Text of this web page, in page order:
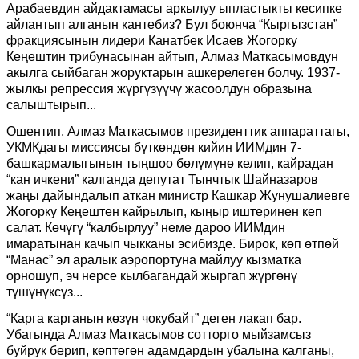
Арабаевдин айдактамасы аркылуу ыпластыкты кесипке
айлантып алганын кантебиз? Бул боюнча “Кыргызстан”
фракциясынын лидери Канатбек Исаев Жогорку
Кеңештин трибунасынан айтып, Алмаз Маткасымовдун
акылга сыйбаган жоруктарын ашкерелеген болчу. 1937-
жылкы репрессия жүргүзүүчү жасоолдун образына
салыштырып...
Ошентип, Алмаз Маткасымов президенттик аппараттагы,
УКМКдагы миссиясы бүткөндөн кийин ИИМдин 7-
башкармалыгынын тыңшоо бөлүмүнө келип, кайрадан
“кан ичкени” калганда депутат Тынчтык Шайназаров
жаңы дайындалып аткан министр Кашкар Жунушалиевге
Жогорку Кеңештен кайрылып, кыңыр иштеринен кеп
салат. Көчүгү “калбырлуу” неме дароо ИИМдин
имаратынан качып чыкканы эсибизде. Бирок, көп өтпөй
“Манас” эл аралык аэропортуна майлуу кызматка
орношуп, эч нерсе кылбагандай жыргап жүргөнү
түшүнүксүз...
“Карга карганын көзүн чокубайт” деген лакап бар.
Убагында Алмаз Маткасымов сотторго мыйзамсыз
буйрук берип, көптөгөн адамдардын убалына калганы,